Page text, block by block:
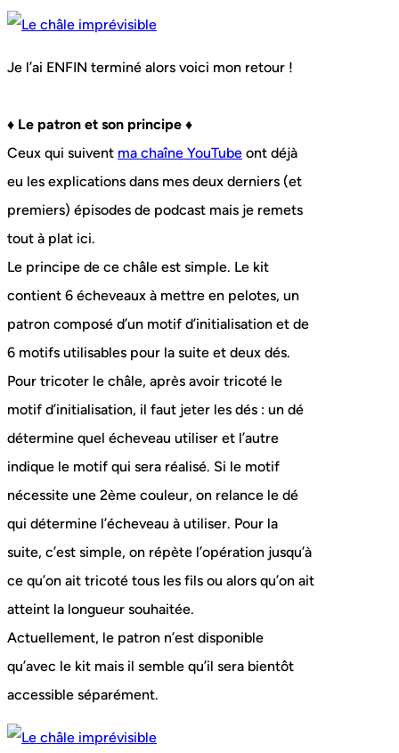
Je l’ai ENFIN terminé alors voici mon retour !
♦ Le patron et son principe ♦
Ceux qui suivent ma chaîne YouTube ont déjà
eu les explications dans mes deux derniers (et
premiers) épisodes de podcast mais je remets
tout à plat ici.
Le principe de ce châle est simple. Le kit
contient 6 écheveaux à mettre en pelotes, un
patron composé d’un motif d’initialisation et de
6 motifs utilisables pour la suite et deux dés.
Pour tricoter le châle, après avoir tricoté le
motif d’initialisation, il faut jeter les dés : un dé
détermine quel écheveau utiliser et l’autre
indique le motif qui sera réalisé. Si le motif
nécessite une 2ème couleur, on relance le dé
qui détermine l’écheveau à utiliser. Pour la
suite, c’est simple, on répète l’opération jusqu’à
ce qu’on ait tricoté tous les fils ou alors qu’on ait
atteint la longueur souhaitée.
Actuellement, le patron n’est disponible
qu’avec le kit mais il semble qu’il sera bientôt
accessible séparément.